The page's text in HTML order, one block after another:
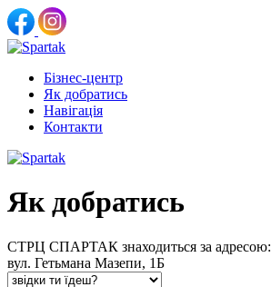
Бізнес-центр
Як добратись
Навігація
Контакти
Як добратись
СТРЦ СПАРТАК знаходиться за адресою:
вул. Гетьмана Мазепи, 1Б